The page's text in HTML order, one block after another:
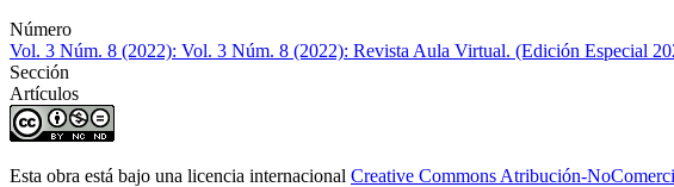
Número
Vol. 3 Núm. 8 (2022): Vol. 3 Núm. 8 (2022): Revista Aula Virtual. (Edición Especial
Sección
Artículos
Esta obra está bajo una licencia internacional Creative Commons Atribución-